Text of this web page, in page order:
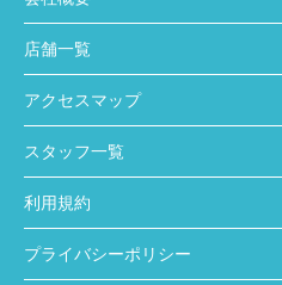
店舗一覧
アクセスマップ
スタッフ一覧
利用規約
プライバシーポリシー